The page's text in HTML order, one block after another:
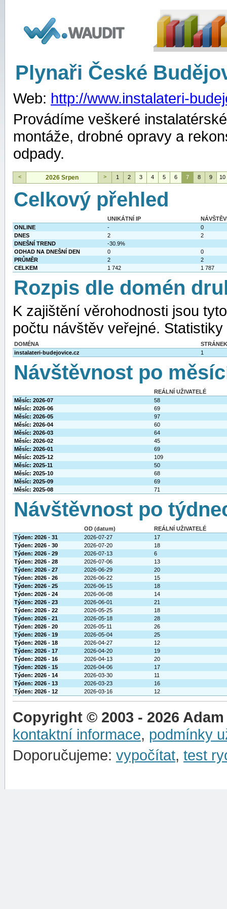
Plynaři České
Web: http://www.instalateri-
Provádíme veškeré
montáže, drobné opravy a
odpady.
< 2026 Srpen > 1 2 3 4 5 6 7 8 9 10
Celkový přehled
UNIKÁTNÍ IP
ONLINE
-
0
DNES
2
2
DNEŠNÍ TREND
-30.9%
ODHAD NA DNEŠNÍ DEN
0
0
PRŮMĚR
2
2
CELKEM
1 742 1 787
Rozpis dle domén
K zajištění věrohodnosti jsou
počtu návštěv veřejné.
DOMÉNA
STRÁNEK
instalateri-budejovice.cz
1
Návštěvnost po
REÁLNÍ UŽIVATELÉ
Měsíc: 2026-07
58
Měsíc: 2026-06
69
Měsíc: 2026-05
97
Měsíc: 2026-04
60
Měsíc: 2026-03
64
Měsíc: 2026-02
45
Měsíc: 2026-01
69
Měsíc: 2025-12
109
Měsíc: 2025-11
50
Měsíc: 2025-10
68
Měsíc: 2025-09
69
Měsíc: 2025-08
71
Návštěvnost po
OD (datum)
REÁLNÍ UŽIVATELÉ
Týden: 2026 - 31
2026-07-27
17
Týden: 2026 - 30
2026-07-20
18
Týden: 2026 - 29
2026-07-13
6
Týden: 2026 - 28
2026-07-06
13
Týden: 2026 - 27
2026-06-29
20
Týden: 2026 - 26
2026-06-22
15
Týden: 2026 - 25
2026-06-15
18
Týden: 2026 - 24
2026-06-08
14
Týden: 2026 - 23
2026-06-01
21
Týden: 2026 - 22
2026-05-25
18
Týden: 2026 - 21
2026-05-18
28
Týden: 2026 - 20
2026-05-11
26
Týden: 2026 - 19
2026-05-04
25
Týden: 2026 - 18
2026-04-27
12
Týden: 2026 - 17
2026-04-20
19
Týden: 2026 - 16
2026-04-13
20
Týden: 2026 - 15
2026-04-06
17
Týden: 2026 - 14
2026-03-30
11
Týden: 2026 - 13
2026-03-23
16
Týden: 2026 - 12
2026-03-16 12
Copyright © 2003 - 2026
kontaktní informace, podmínky
Doporučujeme: vypočítat, test